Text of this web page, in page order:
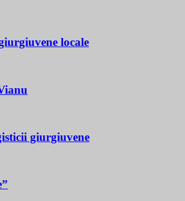
locale
giurgiuvene